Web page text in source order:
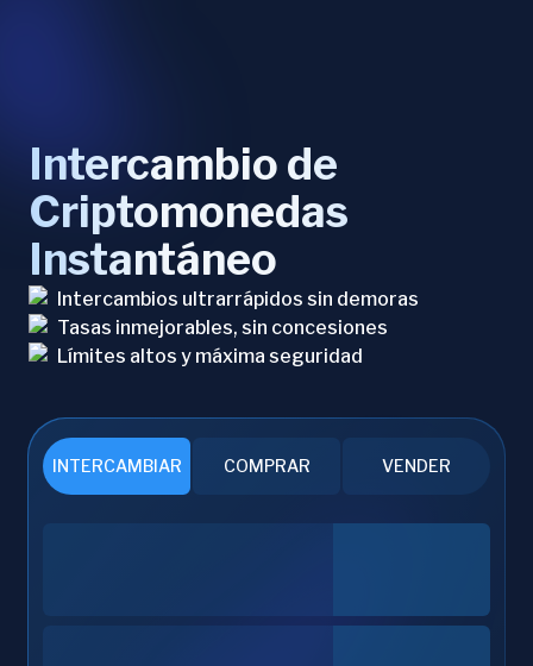
Intercambio de
Criptomonedas
Instantáneo
Intercambios ultrarrápidos sin demoras
Tasas inmejorables, sin concesiones
Límites altos y máxima seguridad
INTERCAMBIAR COMPRAR VENDER